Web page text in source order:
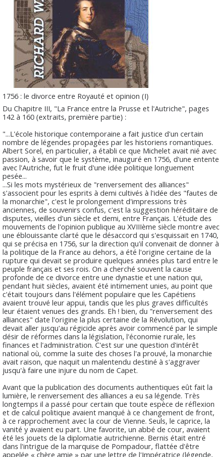
1756 : le divorce entre Royauté et opinion (I)
Du Chapitre III, "La France entre la Prusse et l'Autriche", pages
142 à 160 (extraits, première partie) :
"...L'école historique contemporaine a fait justice d'un certain
nombre de légendes propagées par les historiens romantiques.
Albert Sorel, en particulier, a établi ce que Michelet avait nié avec
passion, à savoir que le système, inauguré en 1756, d'une entente
avec l'Autriche, fut le fruit d'une idée politique longuement
pesée...
...Si les mots mystérieux de "renversement des alliances"
s'associent pour les esprits à demi cultivés à l'idée des "fautes de
la monarchie", c'est le prolongement d'impressions très
anciennes, de souvenirs confus, c'est la suggestion héréditaire de
disputes, vieilles d'un siècle et demi, entre Français. L'étude des
mouvements de l'opinion publique au XVIIIème siècle montre avec
une éblouissante clarté que le désaccord qui s'esquissait en 1740,
qui se précisa en 1756, sur la direction qu'il convenait de donner à
la politique de la France au dehors, a été l'origine certaine de la
rupture qui devait se produire quelques années plus tard entre le
peuple français et ses rois. On a cherché souvent la cause
profonde de ce divorce entre une dynastie et une nation qui,
pendant huit siècles, avaient été intimement unies, au point que
c'était toujours dans l'élément populaire que les Capétiens
avaient trouvé leur appui, tandis que les plus graves difficultés
leur étaient venues des grands. Eh ! bien, du "renversement des
alliances" date l'origine la plus certaine de la Révolution, qui
devait aller jusqu'au régicide après avoir commencé par le simple
désir de réformes dans la législation, l'économie rurale, les
finances et l'administration. C'est sur une question d'intérêt
national où, comme la suite des choses l'a prouvé, la monarchie
avait raison, que naquit un malentendu destiné à s'aggraver
jusqu'à faire une injure du nom de Capet.
Avant que la publication des documents authentiques eût fait la
lumière, le renversement des alliances a eu sa légende. Très
longtemps il a passé pour certain que toute espèce de réflexion
et de calcul politique avaient manqué à ce changement de front,
à ce rapprochement avec la cour de Vienne. Seuls, le caprice, la
vanité y avaient eu part. Une favorite, un abbé de cour, avaient
été les jouets de la diplomatie autrichienne. Bernis était entré
dans l'intrigue de la marquise de Pompadour, flattée d'être
appelée « chère amie » par une lettre de l'Impératrice (légende,